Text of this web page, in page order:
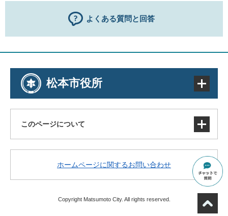
よくある質問と回答
松本市役所
このページについて
著作権・免責事項・リンク
アクセシビリティ
ホームページに関するお問い合わせ
Copyright Matsumoto City. All rights reserved.